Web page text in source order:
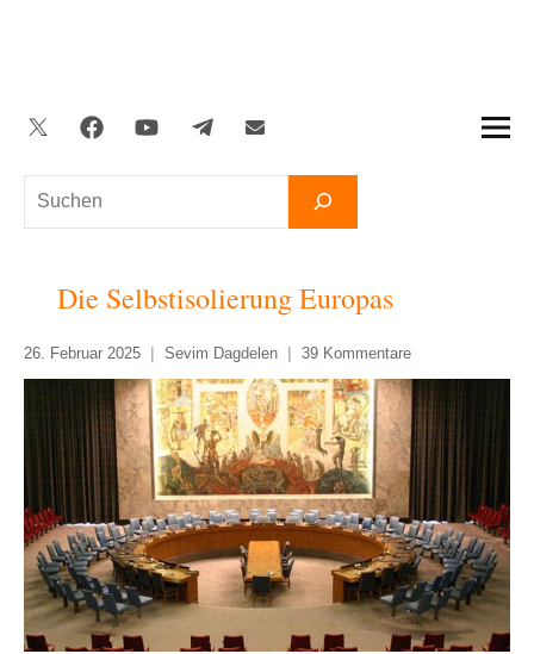
Suchen
Twitter FacebookYouTubeTelegramNewsletter
Die Selbstisolierung Europas
26. Februar 2025 Sevim Dagdelen 39 Kommentare